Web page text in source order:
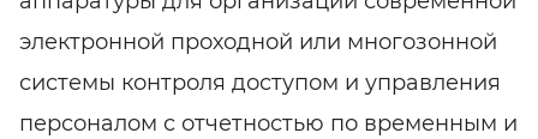
электронной проходной или многозонной
системы контроля доступом и управления
персоналом с отчетностью по временным и